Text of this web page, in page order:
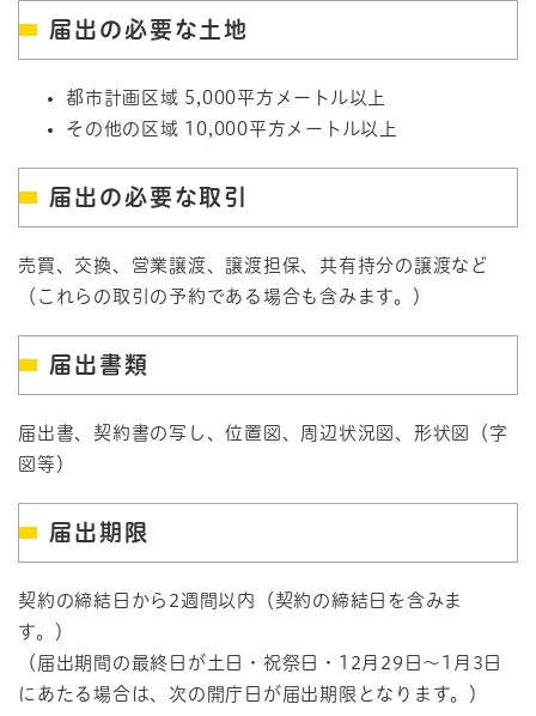
届出の必要な土地
都市計画区域 5,000平方メートル以上
その他の区域 10,000平方メートル以上
届出の必要な取引
売買、交換、営業譲渡、譲渡担保、共有持分の譲渡など
（これらの取引の予約である場合も含みます。）
届出書類
届出書、契約書の写し、位置図、周辺状況図、形状図（字
図等）
届出期限
契約の締結日から2週間以内（契約の締結日を含みま
す。）
（届出期間の最終日が土日・祝祭日・12月29日～1月3日
にあたる場合は、次の開庁日が届出期限となります。）